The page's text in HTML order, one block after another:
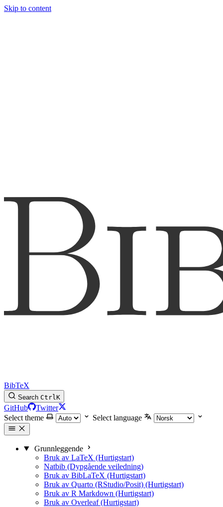
Skip to content
BibTeX
Search CtrlK
GitHub
Twitter
Select theme
Select language
Grunnleggende
Bruk av LaTeX (Hurtigstart)
Natbib (Dypgående veiledning)
Bruk av BibLaTeX (Hurtigstart)
Bruk av Quarto (RStudio/Posit) (Hurtigstart)
Bruk av R Markdown (Hurtigstart)
Bruk av Overleaf (Hurtigstart)